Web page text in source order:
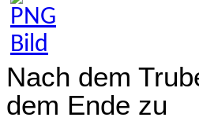
Nach dem
dem Ende zu